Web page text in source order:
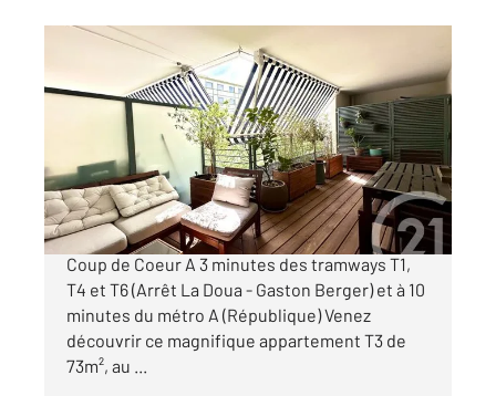
VILLEURBANNE 69
, 3 pièces
Ref : 136368
Appartement T3 à vendre
289 000 €
LA DOUA - Rue Léon Fabre - Appartement
Coup de Coeur A 3 minutes des tramways T1,
T4 et T6 (Arrêt La Doua - Gaston Berger) et à 10
minutes du métro A (République) Venez
découvrir ce magnifique appartement T3 de
73m², au ...